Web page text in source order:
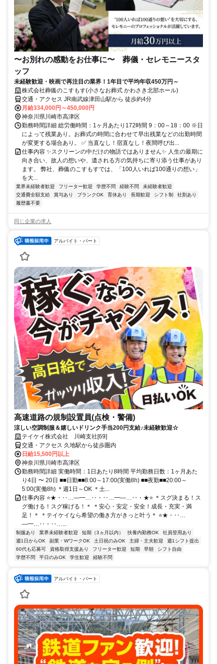
〜お別れの感動をお仕事に〜 葬儀・セレモニースタ
ッフ
未経験歓迎・映画で再注目の業界！1年目で平均年収450万円～
株式会社葬儀のこすもす(小さなお葬式 かわさき北部ホール)
交通・アクセス JR南武線津田山駅から 徒歩約4分
月給334,000円～450,000円
神奈川県川崎市高津区
勤務時間詳細 総労働時間：1ヶ月あたり172時間 9：00～18：00 ※日
によって残業あり。お葬式の時間に合わせて早出残業などの出勤時間
が変更する場合あり。 ✅ 当直なし！宿直なし！夜間呼び出...
仕事内容 ✨スクリーンの中だけの物語ではありません✨ 人生の最期に
向き合い、故人の想いや、遺される方の気持ちに寄り添う仕事があり
ます。 弊社、葬儀のこすもすでは、「100人いれば100通りの想い」
を大...
業界未経験者歓迎 フリーター歓迎 学歴不問 経験不問
未経験者歓迎
交通費全額支給
賞与あり ブランクOK 育休あり 長期歓迎 シフト制
社割あり
履歴書不要
同じ企業の求人
アルバイト・パート
高速道路の規制設置員(点検・警備)
涼しい空調制服＆嬉しいドリンク手当200円支給♪未経験歓迎☆
テイケイ株式会社 川崎支社[69]
交通・アクセス 久地駅から徒歩圏内
日給15,500円以上
神奈川県川崎市高津区
勤務時間詳細 実働時間：1日あたり8時間 平均勤務日数：1ヶ月あた
り4日 〜 20日 ■■日勤■■8:00～17:00(実働8h) ■■夜勤■■20:00～
5:00(実働8h) ＊週1日～OK ＊土...
仕事内容 ⭐★・‥…―━…‥・‥…━―…‥・★⭐ ＊スグ決まる！ス
グ働ける！スグ稼げる！＊ ＊安心・安定・安全！成長・充実・満
足！＊ ＊テイケイなら希望の働き方がきっと叶う＊ ⭐★・‥…
―━…‥・‥…...
制服あり 業界未経験者歓迎 短期（3ヵ月以内） 扶養内勤務OK
社員登用あり
週1日からOK
副業・WワークOK 土日祝のみOK 主婦・主夫歓迎
週1シフト提出
60代も応募可
資格取得支援あり フリーター歓迎 短期 早朝
シフト自由
学歴不問
平日のみOK 学生歓迎 経験不問
アルバイト・パート